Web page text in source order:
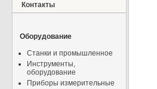
Контакты
Оборудование
Станки и промышленное
Инструменты,
оборудование
Приборы измерительные